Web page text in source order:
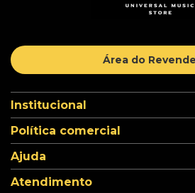
Área do
Institucional
Política comercial
Ajuda
Atendimento